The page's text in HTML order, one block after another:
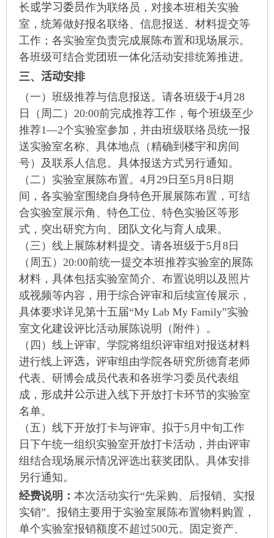
长或学习委员作为联络员，对接本班相关实验
室，统筹做好报名联络、信息报送、材料提交等
工作；各实验室负责完成展陈布置和现场展示。
各班级可结合党团班一体化活动安排统筹推进。
三、 活动安排
（一）班级推荐与信息报送。请各班级于4月 28
日（周二 ） 20:00前完成推荐工作，每个班级至少
推荐1—2个实验室参加，并由班级联络员统一报
送实验室名称、具体地点（精确到楼宇和房间
号）及联系人信息。具体报送方式另行通知。
（二）实验室展陈布置。 4月 29 日至5月 8 日期
间，各实验室围绕自身特色开展展陈布置，可结
合实验室展示角、特色工位、特色实验区等形
式，突出研究方向、团队文化与育人成果。
（三）线上展陈材料提交。请各班级于5月 8 日
（周五 ） 20:00前统一提交本班推荐实验室的展陈
材料，具体包括实验室简介、布置说明以及照片
或视频等内容，用于综合评审和后续宣传展示，
具体要求详见第十五届“My Lab My Family”实验
室文化建设评比活动展陈说明（附件）。
（四）线上评审。学院将组织评审组对报送材料
进行线上评选， 评审组由学院各研究所德育老师
代表、研博会成员代表和各班学习委员代表组
成，形成并公示进入线下开放打卡环节的实验室
名单。
（五）线下开放打卡与评审。拟于5月中旬工作
日下午统一组织实验室开放打卡活动，并由评审
组结合现场展示情况评选出获奖团队。具体安排
另行通知。
经费说明： 本次活动实行“先采购、后报销、实报
实销”。报销主要用于实验室展陈布置物料购置，
单个实验室报销额度不超过500元。固定资产、